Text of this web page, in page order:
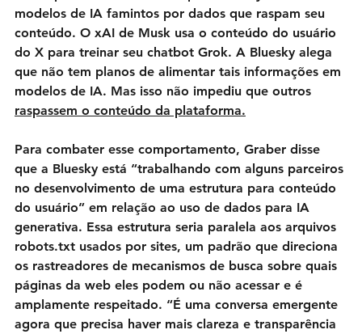
modelos de IA famintos por dados que raspam seu
conteúdo. O xAI de Musk usa o conteúdo do usuário
do X para treinar seu chatbot Grok. A Bluesky alega
que não tem planos de alimentar tais informações em
modelos de IA. Mas isso não impediu que outros
raspassem o conteúdo da plataforma.
Para combater esse comportamento, Graber disse
que a Bluesky está “trabalhando com alguns parceiros
no desenvolvimento de uma estrutura para conteúdo
do usuário” em relação ao uso de dados para IA
generativa. Essa estrutura seria paralela aos arquivos
robots.txt usados ​​por sites, um padrão que direciona
os rastreadores de mecanismos de busca sobre quais
páginas da web eles podem ou não acessar e é
amplamente respeitado. “É uma conversa emergente
agora que precisa haver mais clareza e transparência